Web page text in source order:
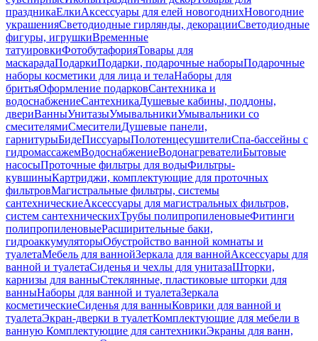
праздникаЕлкиАксессуары для елей новогоднихНовогодние
украшенияСветодиодные гирлянды, декорацииСветодиодные
фигуры, игрушкиВременные
татуировкиФотобутафорияТовары для
маскарадаПодаркиПодарки, подарочные наборыПодарочные
наборы косметики для лица и телаНаборы для
бритьяОформление подарковСантехника и
водоснабжениеСантехникаДушевые кабины, поддоны,
двериВанныУнитазыУмывальникиУмывальники со
смесителямиСмесителиДушевые панели,
гарнитурыБидеПиссуарыПолотенцесушителиСпа-бассейны с
гидромассажемВодоснабжениеВодонагревателиБытовые
насосыПроточные фильтры для водыФильтры-
кувшиныКартриджи, комплектующие для проточных
фильтровМагистральные фильтры, системы
сантехническиеАксессуары для магистральных фильтров,
систем сантехническихТрубы полипропиленовыеФитинги
полипропиленовыеРасширительные баки,
гидроаккумуляторыОбустройство ванной комнаты и
туалетаМебель для ваннойЗеркала для ваннойАксессуары для
ванной и туалетаСиденья и чехлы для унитазаШторки,
карнизы для ванныСтеклянные, пластиковые шторки для
ванныНаборы для ванной и туалетаЗеркала
косметическиеСиденья для ванныКоврики для ванной и
туалетаЭкран-дверки в туалетКомплектующие для мебели в
ванную Комплектующие для сантехникиЭкраны для ванн,